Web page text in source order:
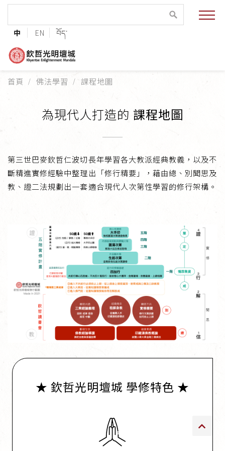
中 EN བོད་
緣起與願景
法王與上師的祝福
培植福田
第三世巴麥欽哲仁波切
傳承上師授證
專書與譯著
*巴麥寺與麥青寺的聯合聲明
尊貴上師珍寶開示
首頁 佛法學習 課程地圖
為現代人打造的 課程地圖
第三世巴麥欽哲仁波切長年學習各大教派經典教義，以及不
斷精進實修經驗中整理出「修行精要」，藉由總、別聞思及
教、證二法規劃出一套適合現代人次第性學習的修行架構。
★ 欽哲光明壇城 學修特色 ★